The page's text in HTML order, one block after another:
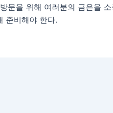
문을 위해 여러분의 금은을
준비해야 한다.